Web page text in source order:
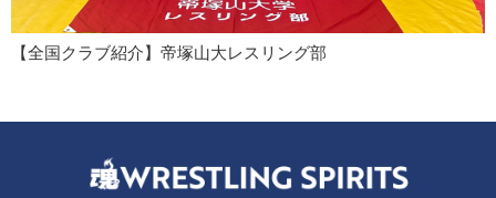
【全国クラブ紹介】帝塚山大レスリング部